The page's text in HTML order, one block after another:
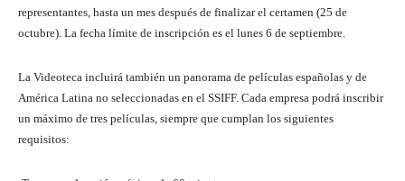
representantes, hasta un mes después de finalizar el certamen (25 de
octubre). La fecha límite de inscripción es el lunes 6 de septiembre.
La Videoteca incluirá también un panorama de películas españolas y de
América Latina no seleccionadas en el SSIFF. Cada empresa podrá inscribir
un máximo de tres películas, siempre que cumplan los siguientes
requisitos: